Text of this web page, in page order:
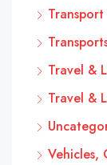
Transport
Travel &
Travel &
Vehicles,